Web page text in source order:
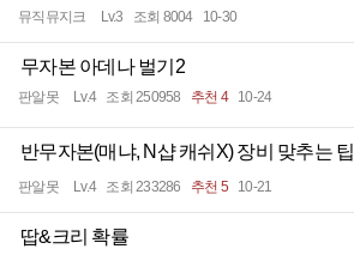
뮤직뮤지크 Lv.3 조회 8004 10-30
무자본 아데나 벌기2
판알못 Lv.4 조회 250958 추천 4 10-24
반무자본(매냐, N샵 캐쉬X) 장비 맞추는 팁
판알못 Lv.4 조회 233286 추천 5 10-21
땁&크리 확률